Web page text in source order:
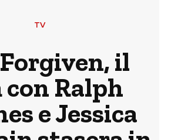
TV
il
Ralph
e Jessica